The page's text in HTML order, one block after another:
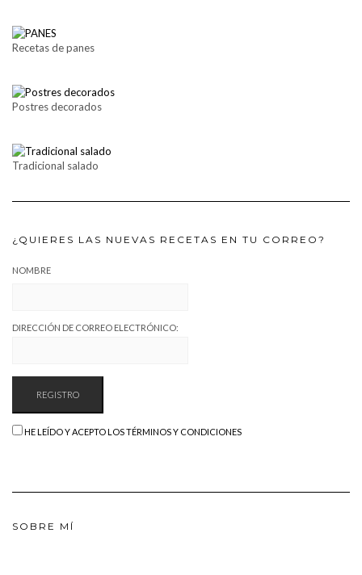
Recetas de panes
Postres decorados
Tradicional salado
¿QUIERES LAS NUEVAS RECETAS EN TU CORREO?
NOMBRE
DIRECCIÓN DE CORREO ELECTRÓNICO:
HE LEÍDO Y ACEPTO LOS TÉRMINOS Y CONDICIONES
SOBRE MÍ